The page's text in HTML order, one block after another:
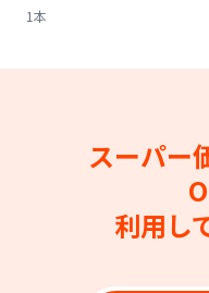
1本
スーパー
利用し